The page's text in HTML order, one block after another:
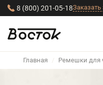
8 (800) 201-05-18Заказать
Главная / Ремешки для